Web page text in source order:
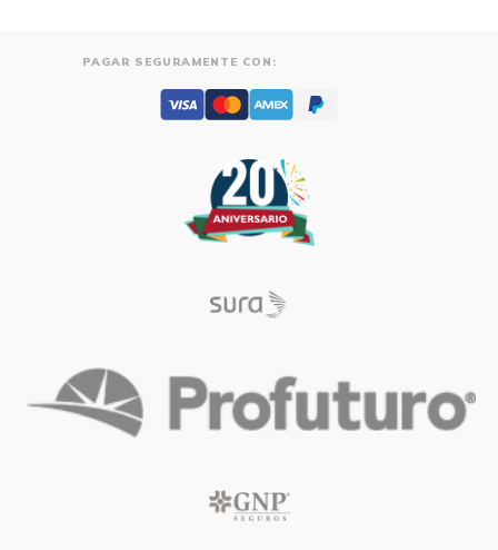
PAGAR SEGURAMENTE CON: